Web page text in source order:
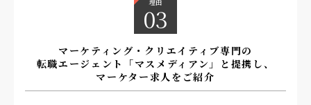
株式会社オーリーズ
株式会社プロスパーグラフ
株式会社クイックリー
03
マーケティング・クリエイティブ専門の
転職エージェント「マスメディアン」と提携し、
マーケター求人をご紹介